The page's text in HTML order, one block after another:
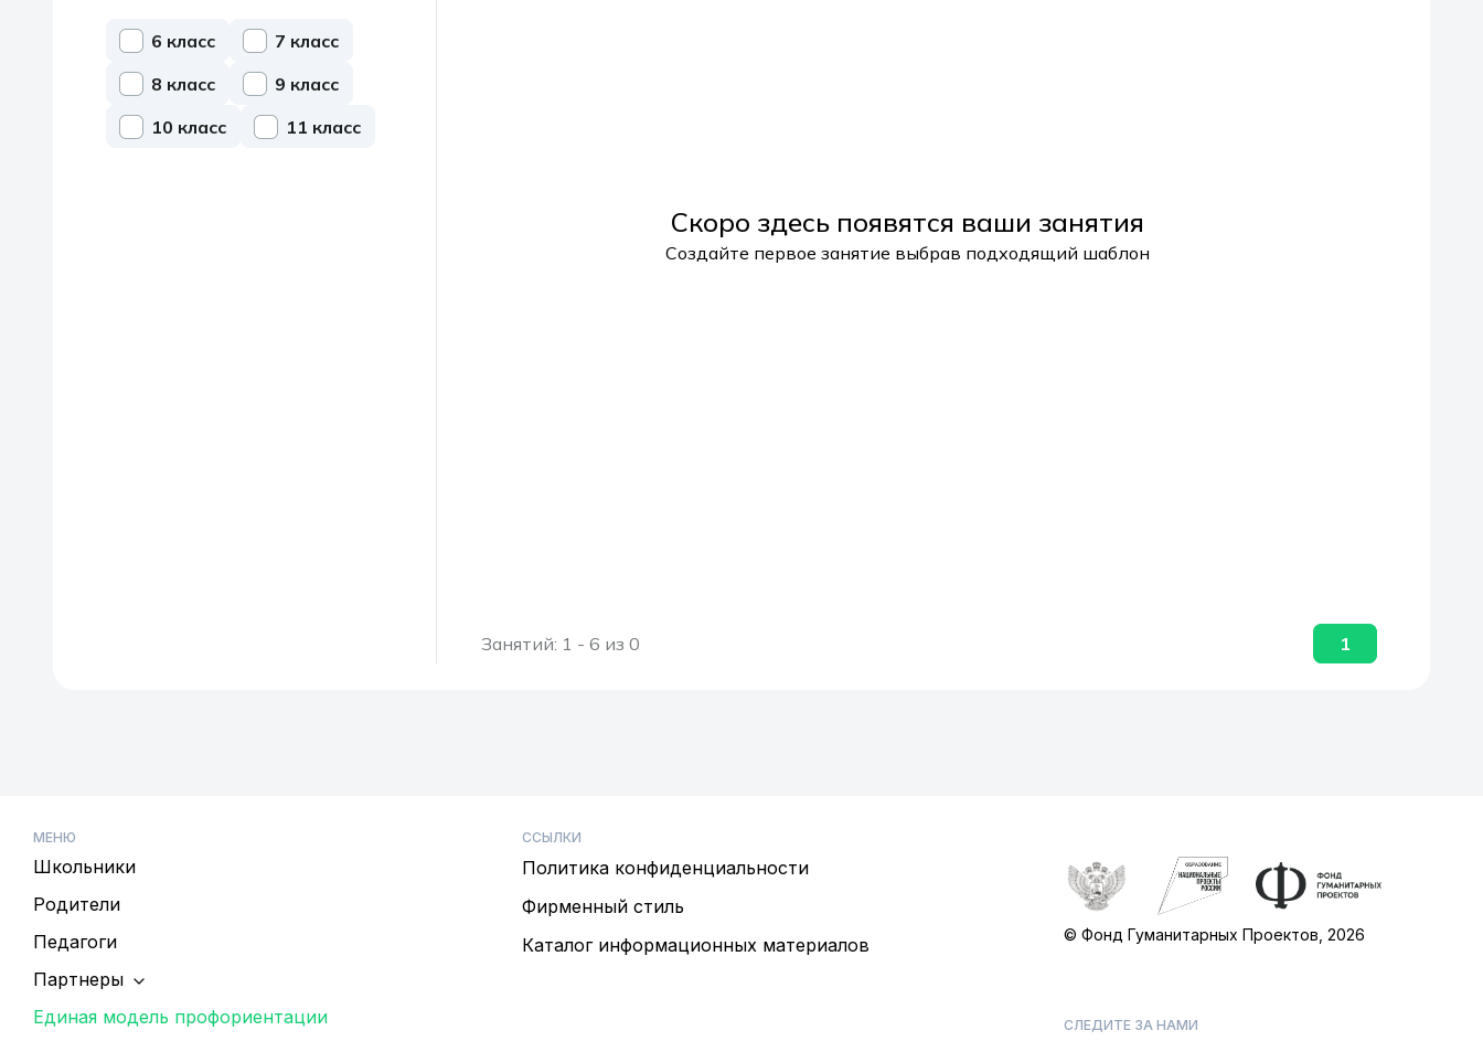
6 класс
7 класс
8 класс
9 класс
10 класс
11 класс
Скоро здесь появятся ваши занятия
Создайте первое занятие выбрав подходящий шаблон
Занятий: 1 - 6 из 0 1
МЕНЮ
Школьники
Родители
Педагоги
Партнеры
Единая модель профориентации
ССЫЛКИ
Политика конфиденциальности
Фирменный стиль
Каталог информационных материалов
СЛЕДИТЕ ЗА НАМИ
© Фонд Гуманитарных Проектов, 2026